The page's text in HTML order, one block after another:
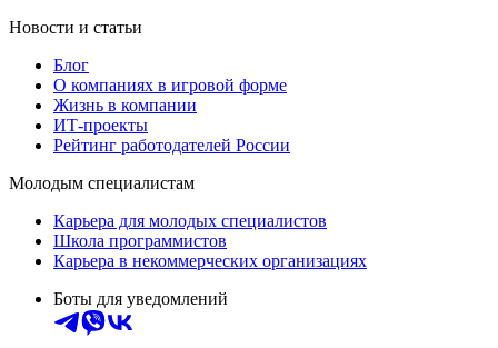
Новости и статьи
Блог
О компаниях в игровой форме
Жизнь в компании
ИТ-проекты
Рейтинг работодателей России
Молодым специалистам
Карьера для молодых специалистов
Школа программистов
Карьера в некоммерческих организациях
Боты для уведомлений